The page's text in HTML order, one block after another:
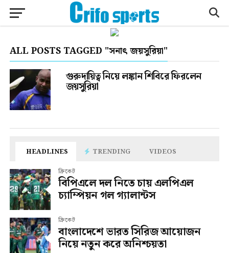
ALL POSTS TAGGED "সনাৎ জয়সুরিয়া"
গুরুদায়িত্ব নিয়ে লঙ্কান শিবিরে ফিরলেন
জয়সুরিয়া
HEADLINES TRENDING VIDEOS
ক্রিকেট
বিপিএলে দল নিতে চায় এলপিএল
চ্যাম্পিয়ন গল গ্যালান্টস
ক্রিকেট
বাংলাদেশে ভারত সিরিজ আয়োজন
নিয়ে নতুন করে অনিশ্চয়তা